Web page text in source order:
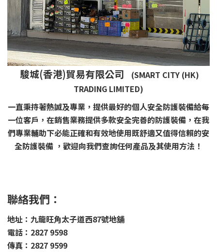
駿城(香港)貿易有限公司
(SMART CITY (HK)
TRADING LIMITED)
一直秉持著熱誠及專業，提供最好的個人安全防護裝備給每
一位客戶，在銷售業務提供多款安全完善的防護裝備，在我
們專業輔助下必能正確和有效地使用既舒適又值得信賴的安
全防護裝備 ，歡迎向我們查詢任何產品及其使用方法！
聯絡我們：
地址：九龍旺角太子道西87號地舖
電話：2827 9598
傳真：2827 9599